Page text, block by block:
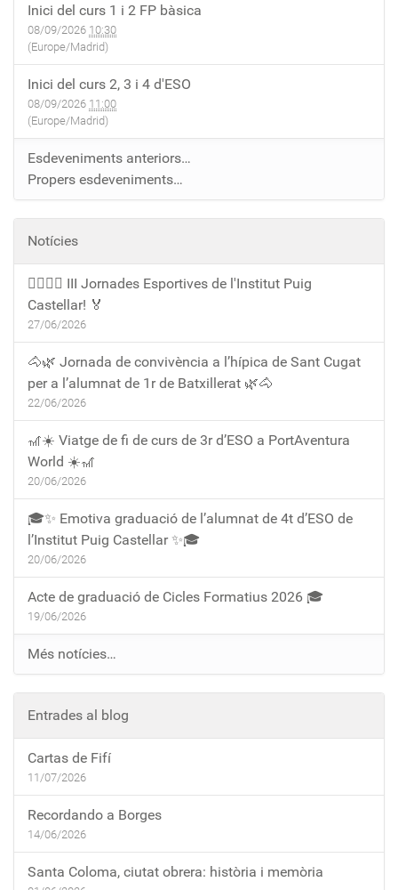
Inici del curs 1 i 2 FP bàsica
08/09/2026 10:30
(Europe/Madrid)
Inici del curs 2, 3 i 4 d'ESO
08/09/2026 11:00
(Europe/Madrid)
Esdeveniments anteriors…
Propers esdeveniments…
Notícies
🏃‍♀️🏃‍♂️ III Jornades Esportives de l'Institut Puig
Castellar! 🏅
27/06/2026
🐴🌿 Jornada de convivència a l’hípica de Sant Cugat
per a l’alumnat de 1r de Batxillerat 🌿🐴
22/06/2026
🎢☀️ Viatge de fi de curs de 3r d’ESO a PortAventura
World ☀️🎢
20/06/2026
🎓✨ Emotiva graduació de l’alumnat de 4t d’ESO de
l’Institut Puig Castellar ✨🎓
20/06/2026
Acte de graduació de Cicles Formatius 2026 🎓
19/06/2026
Més notícies…
Entrades al blog
Cartas de Fifí
11/07/2026
Recordando a Borges
14/06/2026
Santa Coloma, ciutat obrera: història i memòria